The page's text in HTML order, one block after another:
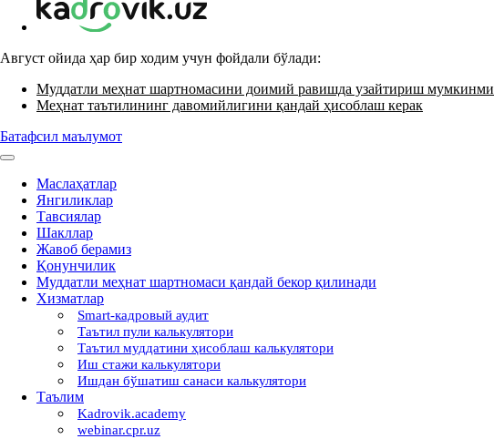
Август ойида ҳар бир ходим учун фойдали бўлади:
Муддатли меҳнат шартномасини доимий равишда узайтириш мумкинми
Меҳнат таътилининг давомийлигини қандай ҳисоблаш керак
Батафсил маълумот
Маслаҳатлар
Янгиликлар
Тавсиялар
Шакллар
Жавоб берамиз
Қонунчилик
Муддатли меҳнат шартномаси қандай бекор қилинади
Хизматлар
Smart-кадровый аудит
Таътил пули калькулятори
Таътил муддатини ҳисоблаш калькулятори
Иш стажи калькулятори
Ишдан бўшатиш санаси калькулятори
Таълим
Kadrovik.academy
webinar.cpr.uz